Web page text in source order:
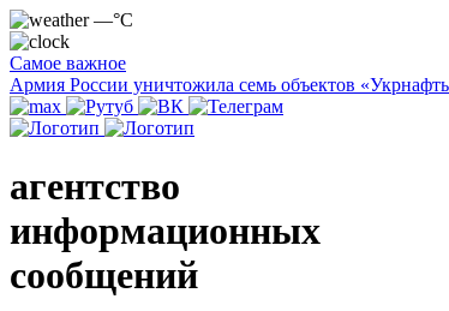
—°C
Самое важное
Армия России уничтожила семь объектов
агентство
информационных
сообщений